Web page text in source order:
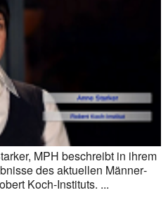
MPH beschreibt in ihrem
des aktuellen Männer­
Koch-Instituts. ...